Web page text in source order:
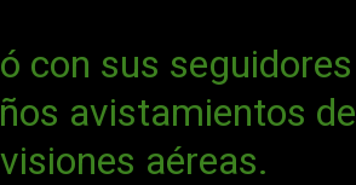
con sus seguidores
avistamientos de
aéreas.